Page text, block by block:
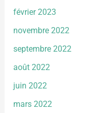
février 2023
novembre 2022
septembre 2022
août 2022
juin 2022
mars 2022